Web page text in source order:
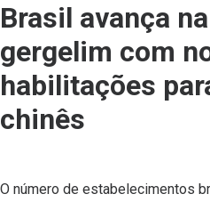
Brasil avança
gergelim com
habilitações
chinês
O número de estabelecimentos